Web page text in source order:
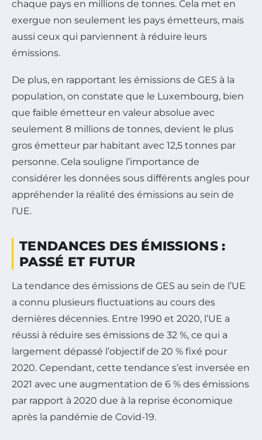
chaque pays en millions de tonnes. Cela met en
exergue non seulement les pays émetteurs, mais
aussi ceux qui parviennent à réduire leurs
émissions.
De plus, en rapportant les émissions de GES à la
population, on constate que le Luxembourg, bien
que faible émetteur en valeur absolue avec
seulement 8 millions de tonnes, devient le plus
gros émetteur par habitant avec 12,5 tonnes par
personne. Cela souligne l’importance de
considérer les données sous différents angles pour
appréhender la réalité des émissions au sein de
l’UE.
TENDANCES DES ÉMISSIONS :
PASSÉ ET FUTUR
La tendance des émissions de GES au sein de l’UE
a connu plusieurs fluctuations au cours des
dernières décennies. Entre 1990 et 2020, l’UE a
réussi à réduire ses émissions de 32 %, ce qui a
largement dépassé l’objectif de 20 % fixé pour
2020. Cependant, cette tendance s’est inversée en
2021 avec une augmentation de 6 % des émissions
par rapport à 2020 due à la reprise économique
après la pandémie de Covid-19.